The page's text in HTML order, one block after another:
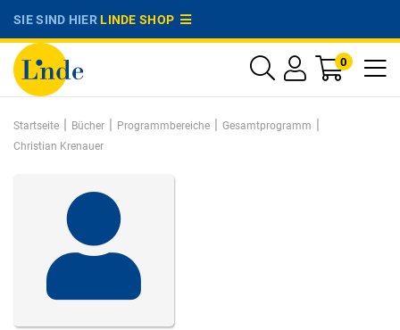
SIE SIND HIERLINDE SHOP
0
Startseite | Bücher | Programmbereiche | Gesamtprogramm |
Christian Krenauer